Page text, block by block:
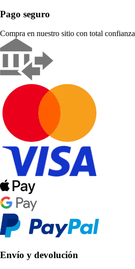
Pago seguro
Compra en nuestro sitio con total confianza
Envío y devolución